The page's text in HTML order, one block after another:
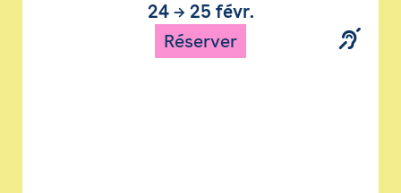
24→ 25 févr.
Réserver